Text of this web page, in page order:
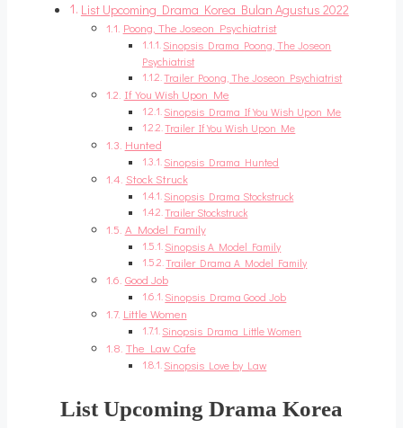
List Upcoming Drama Korea Bulan Agustus 2022
Poong, The Joseon Psychiatrist
Sinopsis Drama Poong, The Joseon
Psychiatrist
Trailer Poong, The Joseon Psychiatrist
If You Wish Upon Me
Sinopsis Drama If You Wish Upon Me
Trailer If You Wish Upon Me
Hunted
Sinopsis Drama Hunted
Stock Struck
Sinopsis Drama Stockstruck
Trailer Stockstruck
A Model Family
Sinopsis A Model Family
Trailer Drama A Model Family
Good Job
Sinopsis Drama Good Job
Little Women
Sinopsis Drama Little Women
The Law Cafe
Sinopsis Love by Law
List Upcoming Drama Korea